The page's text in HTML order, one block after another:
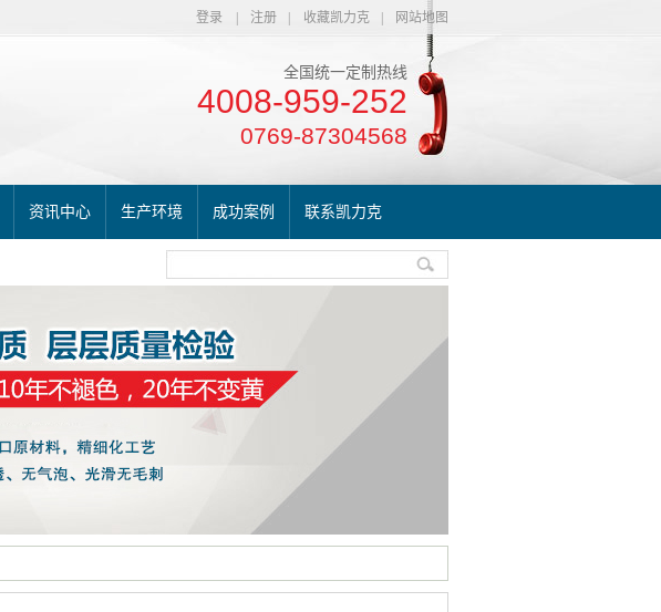
登录 注册 收藏凯力克 网站地图
全国统一定制热线
4008-959-252
0769-87304568
资讯中心 生产环境 成功案例 联系凯力克